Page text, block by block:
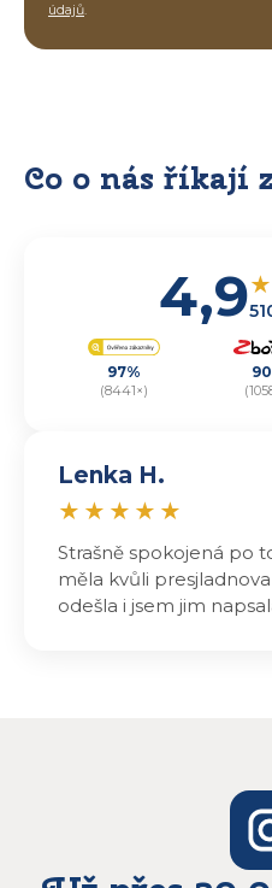
údajů.
Co o nás říkají
4,9★
97%
(8441×)
Lenka H.
★ ★ ★ ★ ★
Strašně spokojená po
měla kvůli
odešla i jsem jim